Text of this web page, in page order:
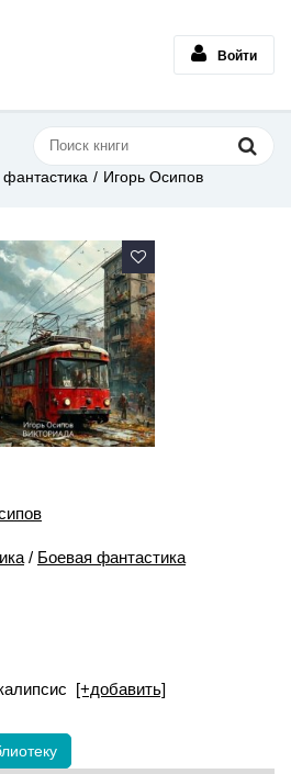
Войти
Игорь Осипов
/ Боевая фантастика
[+добавить]